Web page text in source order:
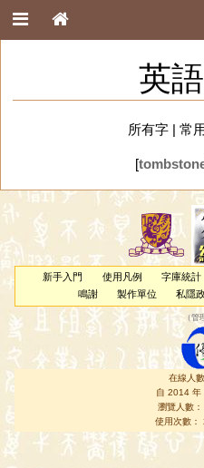
英
所有字| 常
[
新手入門 使用凡例 字庫統計
鳴謝
製作單位 私隱
（管
在線人
自 2014 年
瀏覽人數
使用次數